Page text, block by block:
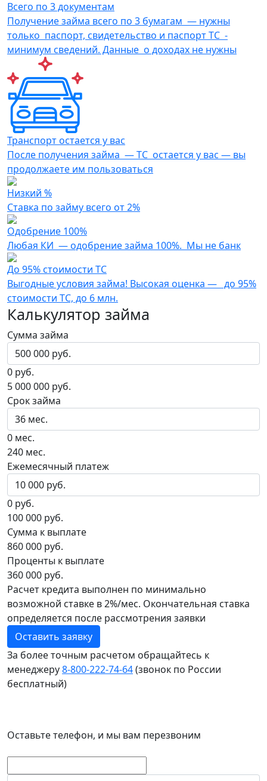
Всего по 3 документам
Получение займа всего по 3 бумагам — нужны
только паспорт, свидетельство и паспорт ТС -
минимум сведений. Данные о доходах не нужны
Транспорт остается у вас
После получения займа — ТС остается у вас — вы
продолжаете им пользоваться
Низкий %
Ставка по займу всего от 2%
Одобрение 100%
Любая КИ — одобрение займа 100%. Мы не банк
До 95% стоимости ТС
Выгодные условия займа! Высокая оценка — до 95%
стоимости ТС, до 6 млн.
Калькулятор займа
Сумма займа
0 руб.
5 000 000 руб.
Срок займа
0 мес.
240 мес.
Ежемесячный платеж
0 руб.
100 000 руб.
Сумма к выплате
860 000 руб.
Проценты к выплате
360 000 руб.
Расчет кредита выполнен по минимально
возможной ставке в 2%/мес. Окончательная ставка
определяется после рассмотрения заявки
Оставить заявку
За более точным расчетом обращайтесь к
менеджеру8‑800‑222‑74‑64(звонок по России
бесплатный)
Оставьте телефон, и мы вам перезвоним